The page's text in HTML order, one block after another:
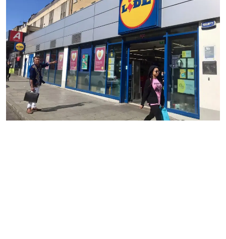
Gulf News
Sports
World
Health
Entertainment